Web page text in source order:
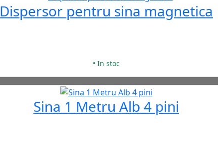
Dispersor pentru sina magnetica
• In stoc
Sina 1 Metru Alb 4 pini